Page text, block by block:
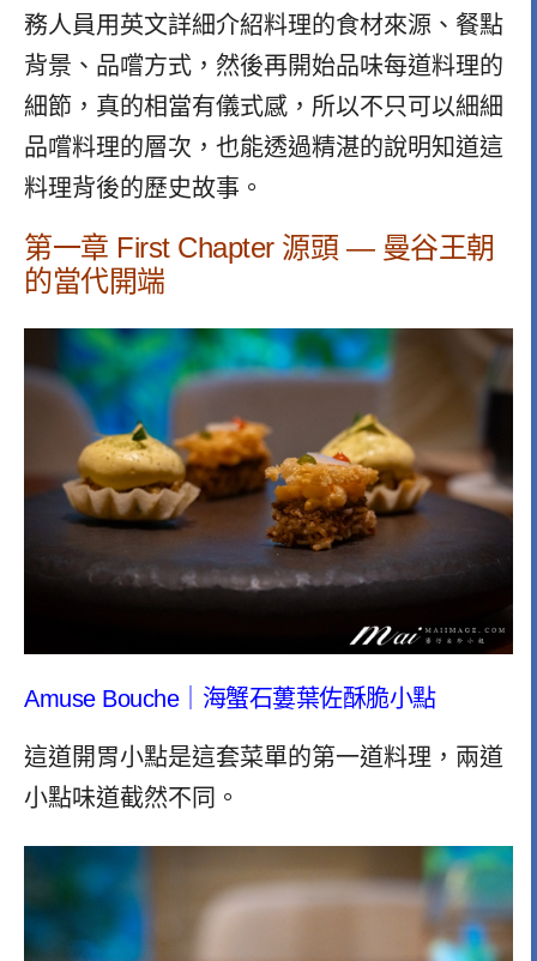
務人員用英文詳細介紹料理的食材來源、餐點
背景、品嚐方式，然後再開始品味每道料理的
細節，真的相當有儀式感，所以不只可以細細
品嚐料理的層次，也能透過精湛的說明知道這
料理背後的歷史故事。
第一章 First Chapter 源頭 — 曼谷王朝
的當代開端
Amuse Bouche｜海蟹石蔞葉佐酥脆小點
這道開胃小點是這套菜單的第一道料理，兩道
小點味道截然不同。